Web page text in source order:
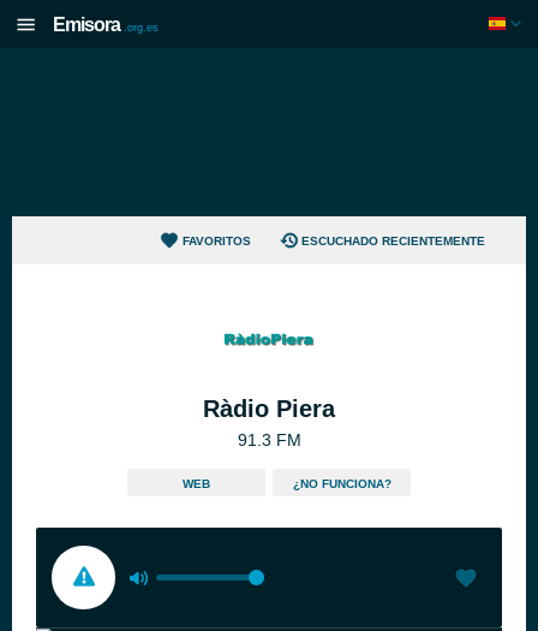
Emisora .org.es
FAVORITOS ESCUCHADO RECIENTEMENTE
Ràdio Piera
91.3 FM
WEB ¿NO FUNCIONA?